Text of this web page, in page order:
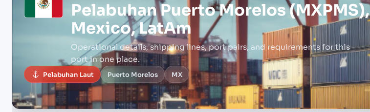
PelabuhanPuerto Morelos (MXPMS),
Mexico, LatAm
Operational details, shipping lines, port pairs, and requirements for this
port in one place.
Pelabuhan Laut Puerto Morelos MX